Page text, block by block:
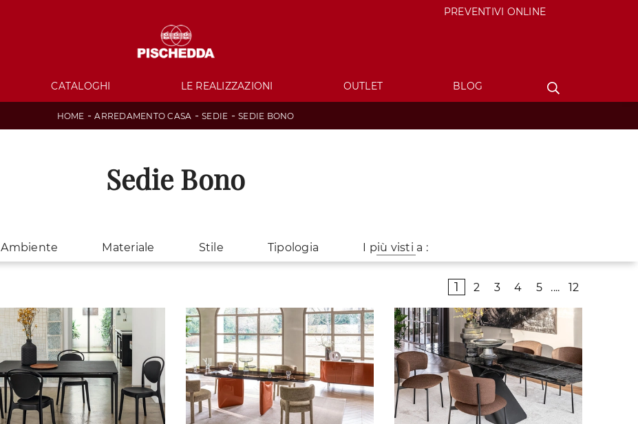
PREVENTIVI ONLINE
CATALOGHI LE REALIZZAZIONI OUTLET BLOG
HOME -ARREDAMENTO CASA - SEDIE - SEDIE BONO
Sedie Bono
Ambiente Materiale Stile Tipologia I più visti a :
1 2 3 4 5 .... 12